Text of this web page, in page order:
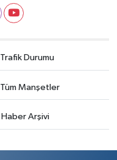
Trafik Durumu
Tüm Manşetler
Haber Arşivi